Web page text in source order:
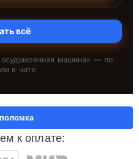
всё
машина» — по
в чате
к оплате: